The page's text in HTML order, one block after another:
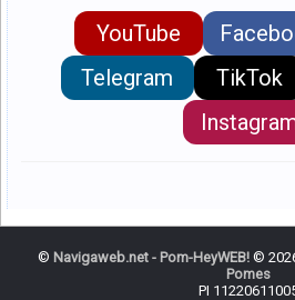
YouTube
Telegram
TikTok
© Navigaweb.net - Pom-HeyWEB! ©
Pomes
PI